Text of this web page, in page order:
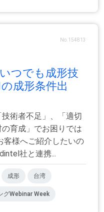
No.154813
つでも成形技
成形条件出
術者不足」、「適切
育成」でお困りでは
様へご紹介したいの
社と連携...
成形 台湾
グWebinar Week